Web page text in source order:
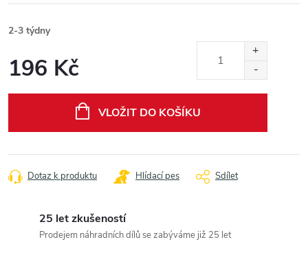
2-3 týdny
196 Kč
VLOŽIT DO KOŠÍKU
Dotaz k produktu Hlídací pes Sdílet
25 let zkušeností
Prodejem náhradních dílů se zabýváme již 25 let